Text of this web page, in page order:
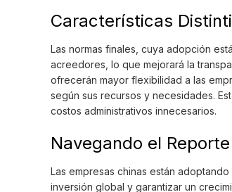
Características
Las normas finales, cuya adopción
acreedores, lo que mejorará la
ofrecerán mayor flexibilidad a las
según sus recursos y necesidades.
costos administrativos innecesarios.
Navegando el
Las empresas chinas están
inversión global y garantizar un